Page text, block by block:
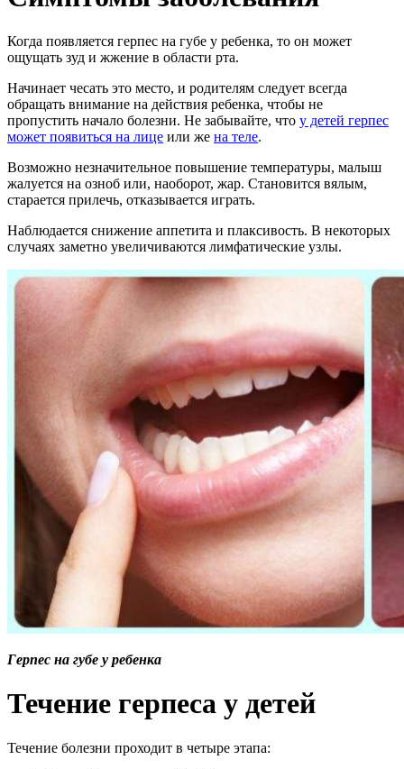
Когда появляется герпес на губе у ребенка, то он может
ощущать зуд и жжение в области рта.
Начинает чесать это место, и родителям следует всегда
обращать внимание на действия ребенка, чтобы не
пропустить начало болезни. Не забывайте, что у детей герпес
может появиться на лице или же на теле.
Возможно незначительное повышение температуры, малыш
жалуется на озноб или, наоборот, жар. Становится вялым,
старается прилечь, отказывается играть.
Наблюдается снижение аппетита и плаксивость. В некоторых
случаях заметно увеличиваются лимфатические узлы.
Герпес на губе у ребенка
Течение герпеса у детей
Течение болезни проходит в четыре этапа: